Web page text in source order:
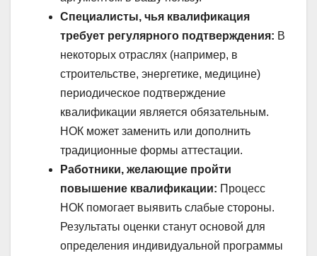
Специалисты, чья квалификация
требует регулярного подтверждения: В
некоторых отраслях (например, в
строительстве, энергетике, медицине)
периодическое подтверждение
квалификации является обязательным.
НОК может заменить или дополнить
традиционные формы аттестации.
Работники, желающие пройти
повышение квалификации: Процесс
НОК помогает выявить слабые стороны.
Результаты оценки станут основой для
определения индивидуальной программы